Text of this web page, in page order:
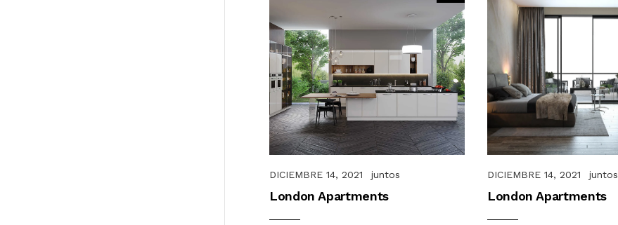
DICIEMBRE 14, 2021 juntos
London Apartments
DICIEMBRE 14, 2021 juntos
London Apartments